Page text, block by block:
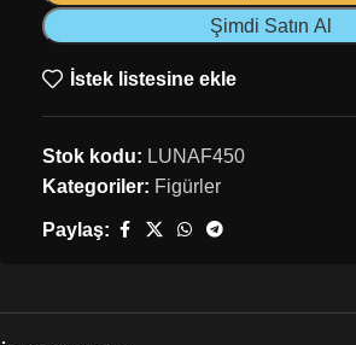
Şimdi Satın Al
İstek listesine ekle
Stok kodu: LUNAF450
Kategoriler: Figürler
Paylaş: